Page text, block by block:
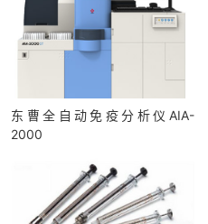
东曹全自动免疫分析仪AIA-
2000